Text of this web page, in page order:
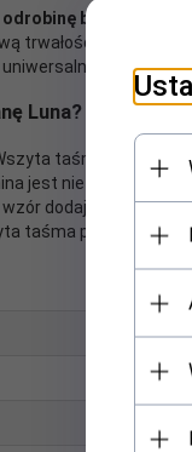
blasku i
trwałością. Biały
formie,
Luna?
taśma
jest niezwykle
wzór dodaje wnętrzu
taśma pozwala na